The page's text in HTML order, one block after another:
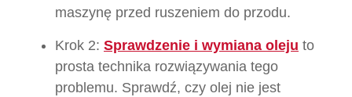
maszynę przed ruszeniem do przodu.
Krok 2: Sprawdzenie i wymiana oleju to
prosta technika rozwiązywania tego
problemu. Sprawdź, czy olej nie jest